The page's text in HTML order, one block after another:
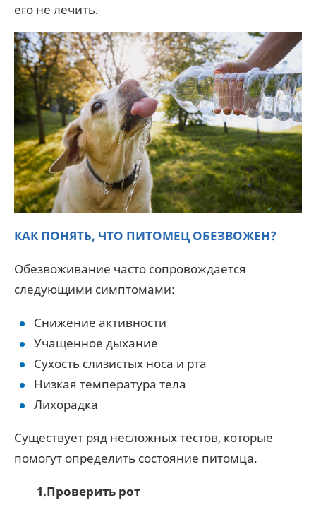
его не лечить.
КАК ПОНЯТЬ, ЧТО ПИТОМЕЦ ОБЕЗВОЖЕН?
Обезвоживание часто сопровождается
следующими симптомами:
Снижение активности
Учащенное дыхание
Сухость слизистых носа и рта
Низкая температура тела
Лихорадка
Существует ряд несложных тестов, которые
помогут определить состояние питомца.
1.Проверить рот